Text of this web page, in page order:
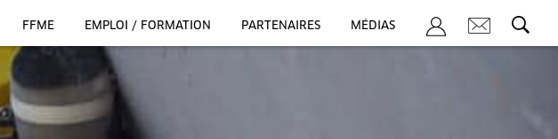
FFME EMPLOI / FORMATION PARTENAIRES MÉDIAS